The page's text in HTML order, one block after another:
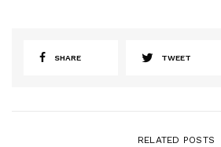
SHARE TWEET
RELATED POSTS